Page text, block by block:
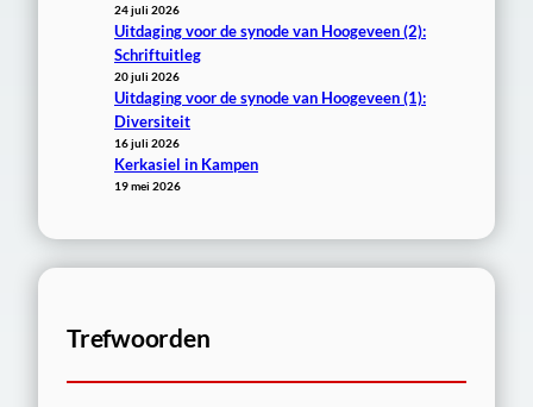
24 juli 2026
Uitdaging voor de synode van Hoogeveen (2):
Schriftuitleg
20 juli 2026
Uitdaging voor de synode van Hoogeveen (1):
Diversiteit
16 juli 2026
Kerkasiel in Kampen
19 mei 2026
Trefwoorden